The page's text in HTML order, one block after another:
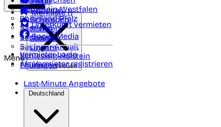
Nordrhein-Westfalen
Rheinland Pfalz
Saarland
Sachsen
Sachsen-Anhalt
Schleswig-Holstein
Thüringen
Portugal
Schweden
Schweiz
Spanien
Ungarn
Merkliste ()
Unterkunft vermieten
Social Media
Vermieter-Login
Als Vermieter registrieren
Menü
Menü schließen
Last-Minute Angebote
Deutschland